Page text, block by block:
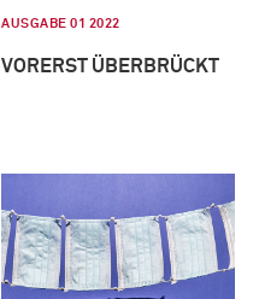
AUSGABE 01 2022
VORERST ÜBERBRÜCKT